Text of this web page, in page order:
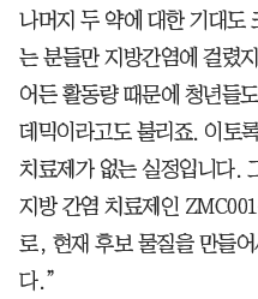
나머지 두 약에 대한 기대도
는 분들만 지방간염에 걸렸
어든 활동량 때문에 청년들
데믹이라고도 불리죠. 이토
치료제가 없는 실정입니다.
지방 간염 치료제인
로, 현재 후보 물질을 만들
다.”